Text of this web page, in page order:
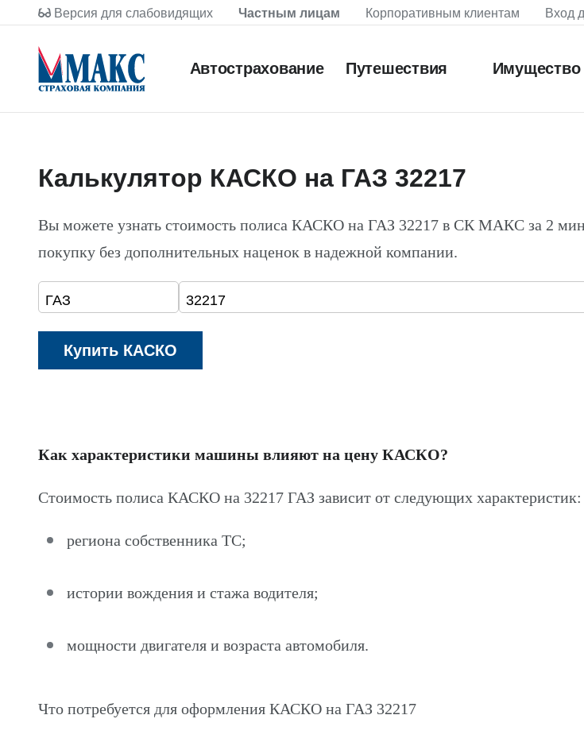
Версия для слабовидящих Частным лицам Корпоративным клиентам Вход
Автострахование Путешествия Имущество
Калькулятор КАСКО на ГАЗ 32217
Вы можете узнать стоимость полиса КАСКО на ГАЗ 32217 в СК МАКС за 2
покупку без дополнительных наценок в надежной компании.
Как характеристики машины влияют на цену КАСКО?
Стоимость полиса КАСКО на 32217 ГАЗ зависит от следующих характеристик:
региона собственника ТС;
истории вождения и стажа водителя;
мощности двигателя и возраста автомобиля.
Что потребуется для оформления КАСКО на ГАЗ 32217